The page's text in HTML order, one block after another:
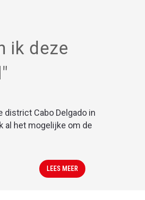
ik deze
Cabo Delgado in
al het mogelijke om de
LEES MEER